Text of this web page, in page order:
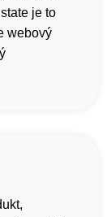
je to
webový